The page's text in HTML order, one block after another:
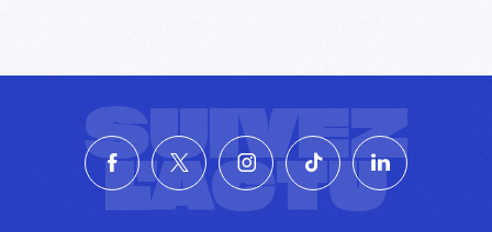
SUIVEZ
L'ACTU